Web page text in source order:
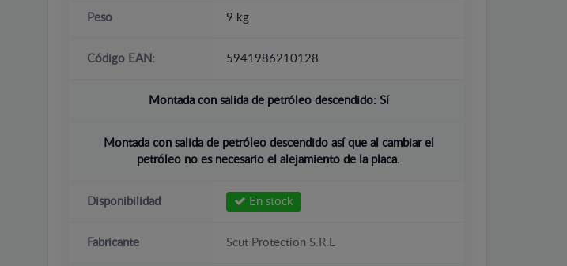
Peso 9 kg
Código EAN: 5941986210128
Montada con salida de petróleo descendido: Sí
Montada con salida de petróleo descendido así que al cambiar el
petróleo no es necesario el alejamiento de la placa.
Disponibilidad En stock
Fabricante Scut Protection S.R.L